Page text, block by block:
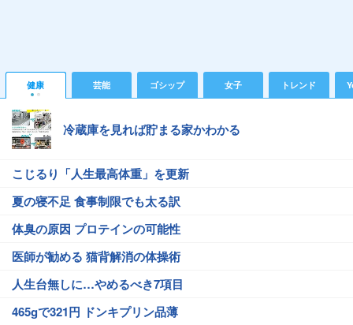
健康 芸能 ゴシップ 女子 トレンド
冷蔵庫を見れば貯まる家かわかる
こじるり「人生最高体重」を更新
夏の寝不足 食事制限でも太る訳
体臭の原因 プロテインの可能性
医師が勧める 猫背解消の体操術
人生台無しに…やめるべき7項目
465gで321円 ドンキプリン品薄